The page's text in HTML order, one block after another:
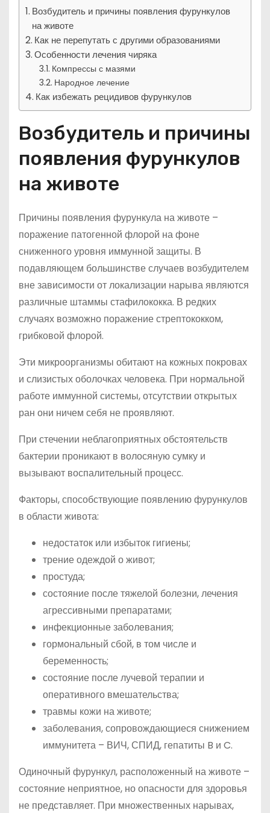
Возбудитель и причины появления фурункулов
на животе
Как не перепутать с другими образованиями
Особенности лечения чиряка
Компрессы с мазями
Народное лечение
Как избежать рецидивов фурункулов
Возбудитель и причины
появления фурункулов
на животе
Причины появления фурункула на животе –
поражение патогенной флорой на фоне
сниженного уровня иммунной защиты. В
подавляющем большинстве случаев возбудителем
вне зависимости от локализации нарыва являются
различные штаммы стафилококка. В редких
случаях возможно поражение стрептококком,
грибковой флорой.
Эти микроорганизмы обитают на кожных покровах
и слизистых оболочках человека. При нормальной
работе иммунной системы, отсутствии открытых
ран они ничем себя не проявляют.
При стечении неблагоприятных обстоятельств
бактерии проникают в волосяную сумку и
вызывают воспалительный процесс.
Факторы, способствующие появлению фурункулов
в области живота:
недостаток или избыток гигиены;
трение одеждой о живот;
простуда;
состояние после тяжелой болезни, лечения
агрессивными препаратами;
инфекционные заболевания;
гормональный сбой, в том числе и
беременность;
состояние после лучевой терапии и
оперативного вмешательства;
травмы кожи на животе;
заболевания, сопровождающиеся снижением
иммунитета – ВИЧ, СПИД, гепатиты B и C.
Одиночный фурункул, расположенный на животе –
состояние неприятное, но опасности для здоровья
не представляет. При множественных нарывах,